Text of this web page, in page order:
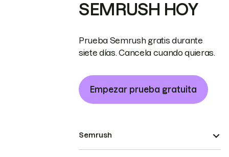
SEMRUSH HOY
Prueba Semrush gratis durante
siete días. Cancela cuando quieras.
Empezar prueba gratuita
Semrush